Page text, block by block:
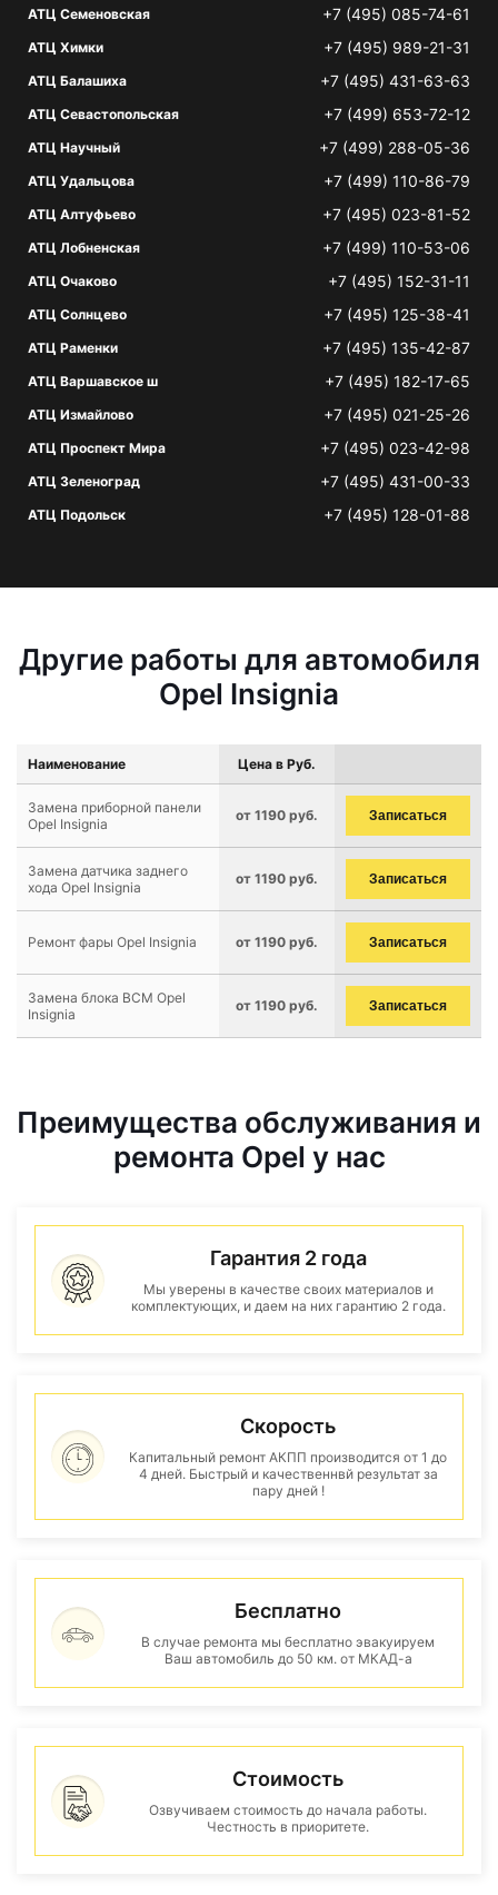
АТЦ Семеновская +7 (495) 085-74-61
АТЦ Химки +7 (495) 989-21-31
АТЦ Балашиха +7 (495) 431-63-63
АТЦ Севастопольская +7 (499) 653-72-12
АТЦ Научный +7 (499) 288-05-36
АТЦ Удальцова +7 (499) 110-86-79
АТЦ Алтуфьево +7 (495) 023-81-52
АТЦ Лобненская +7 (499) 110-53-06
АТЦ Очаково +7 (495) 152-31-11
АТЦ Солнцево +7 (495) 125-38-41
АТЦ Раменки +7 (495) 135-42-87
АТЦ Варшавское ш +7 (495) 182-17-65
АТЦ Измайлово +7 (495) 021-25-26
АТЦ Проспект Мира +7 (495) 023-42-98
АТЦ Зеленоград +7 (495) 431-00-33
АТЦ Подольск +7 (495) 128-01-88
Другие работы для автомобиля
Opel Insignia
Наименование Цена в Руб.
Замена приборной панели
Opel Insignia
от 1190 руб. Записаться
Замена датчика заднего
хода Opel Insignia
от 1190 руб. Записаться
Ремонт фары Opel Insignia от 1190 руб. Записаться
Замена блока BCM Opel
Insignia
от 1190 руб. Записаться
Преимущества обслуживания и
ремонта Opel у нас
Гарантия 2 года
Мы уверены в качестве своих материалов и
комплектующих, и даем на них гарантию 2 года.
Скорость
Капитальный ремонт АКПП производится от 1 до
4 дней. Быстрый и качественнвй результат за
пару дней !
Бесплатно
В случае ремонта мы бесплатно эвакуируем
Ваш автомобиль до 50 км. от МКАД-а
Стоимость
Озвучиваем стоимость до начала работы.
Честность в приоритете.